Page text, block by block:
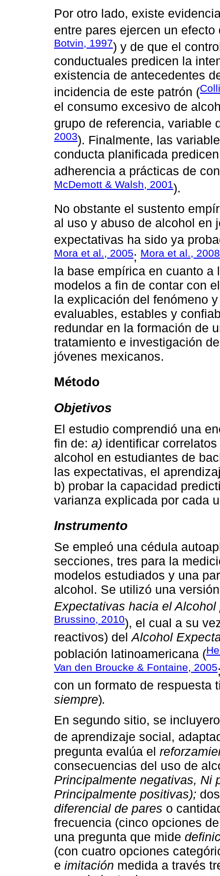
Por otro lado, existe
entre pares ejercen un
Botvin, 1997) y de que el
conductuales predicen la
existencia de antecedentes
incidencia de este patrón (
el consumo excesivo de
grupo de referencia, variable
2003). Finalmente, las
conducta planificada
adherencia a prácticas de
McDemott & Walsh, 2001).
No obstante el sustento
al uso y abuso de alcohol en
expectativas ha sido ya
Mora et al., 2005; Mora et al., 2008
la base empírica en cuanto
modelos a fin de contar con
la explicación del fenómeno
evaluables, estables y
redundar en la formación de
tratamiento e investigación
jóvenes mexicanos.
Método
Objetivos
El estudio comprendió una
fin de: a) identificar
alcohol en estudiantes de
las expectativas, el
b) probar la capacidad
varianza explicada por cada
Instrumento
Se empleó una cédula
secciones, tres para la
modelos estudiados y una
alcohol. Se utilizó una
Expectativas hacia el
Brussino, 2010), el cual a su
reactivos) delAlcohol
población latinoamericana (
Van den Broucke & Fontaine, 2005
con un formato de respuesta
siempre).
En segundo sitio, se
de aprendizaje social,
pregunta evalúa el
consecuencias del uso de
Principalmente negativas, Ni
Principalmente positivas);
diferencial de pares o
frecuencia (cinco opciones
una pregunta que mide
(con cuatro opciones
e imitación medida a través